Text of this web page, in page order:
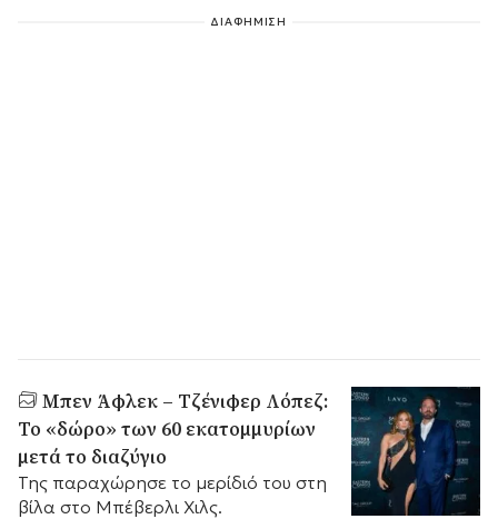
ΔΙΑΦΗΜΙΣΗ
Μπεν Άφλεκ – Τζένιφερ Λόπεζ:
Το «δώρο» των 60 εκατομμυρίων
μετά το διαζύγιο
Της παραχώρησε το μερίδιό του στη
βίλα στο Μπέβερλι Χιλς.